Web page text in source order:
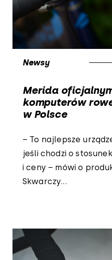
Newsy
Merida
komputerów
w Polsce
– To najlepsze
jeśli chodzi o
i ceny – mówi o
Skwarczy...